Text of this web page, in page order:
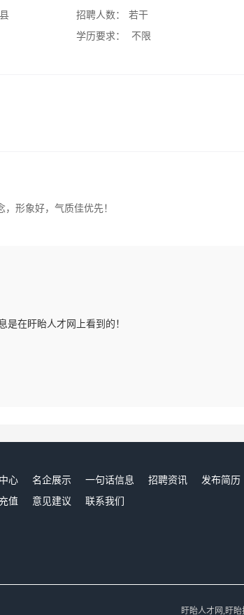
招聘人数：
若干
学历要求：
不限
形象好，气质佳优先！
是在盱眙人才网上看到的！
心 名企展示 一句话信息 招聘资讯 发布简历
值 意见建议 联系我们
盱眙人才网,盱